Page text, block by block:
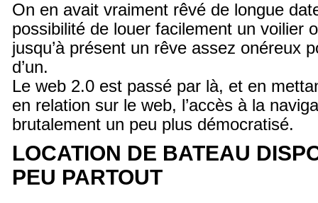
On en avait vraiment rêvé de longue
possibilité de louer facilement un voilier
jusqu’à présent un rêve assez onéreux
d’un.
Le web 2.0 est passé par là, et en
en relation sur le web, l’accès à la
brutalement un peu plus démocratisé.
LOCATION DE BATEAU
PEU PARTOUT